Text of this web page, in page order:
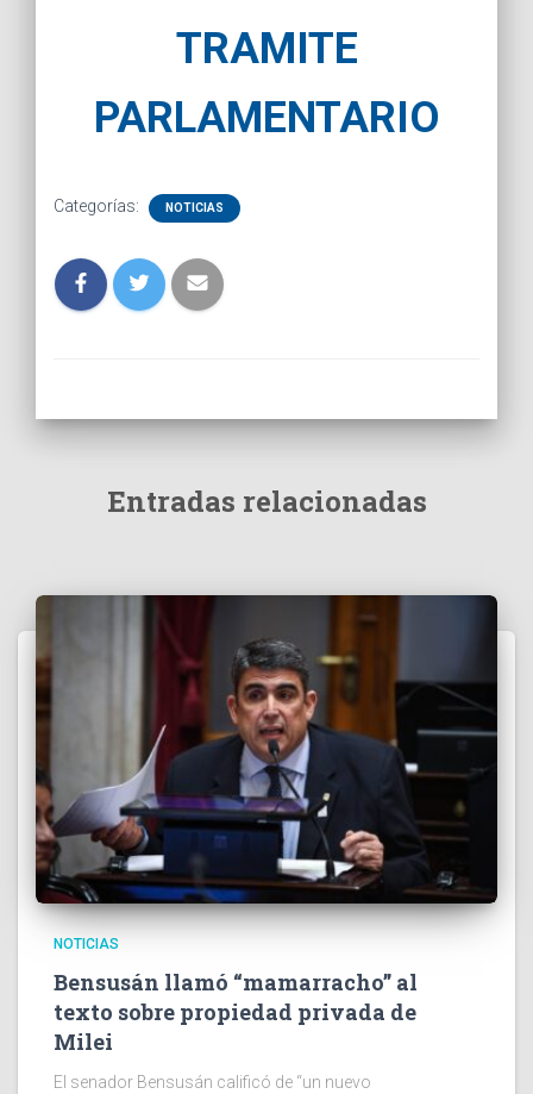
TRAMITE
PARLAMENTARIO
Categorías: NOTICIAS
Entradas relacionadas
NOTICIAS
Bensusán llamó “mamarracho” al
texto sobre propiedad privada de
Milei
El senador Bensusán calificó de “un nuevo